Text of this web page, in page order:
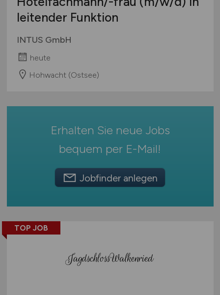
Saisonarbeit
Berufseinstieg / Trainee
Studentenjobs / Werkstudenten
Ausbildung / Studium
Mecklenburg-Vorpommern
Niedersachsen
Rheinland-Pfalz
Saarland
Sachsen
Deutschlandweit
Österreich
International
leitender Funktion
INTUS GmbH
heute
Hohwacht (Ostsee)
Erhalten Sie neue Jobs
bequem per E-Mail!
Jobfinder anlegen
TOP JOB